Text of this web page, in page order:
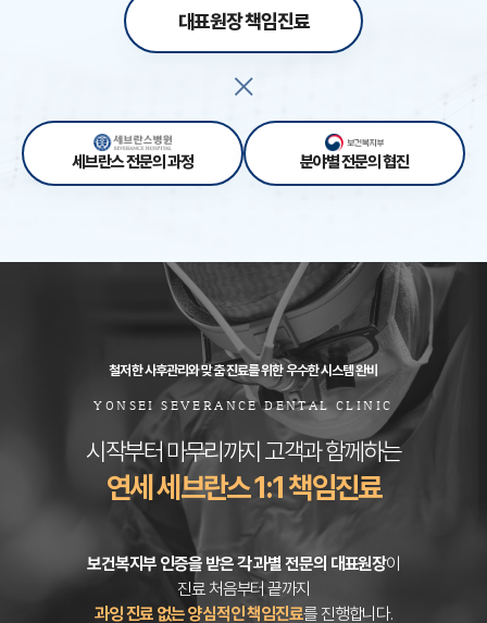
대표원장 책임진료
세브란스 전문의 과정 분야별 전문의 협진
철저한 사후관리와 맞춤 진료를 위한 우수한 시스템 완비
YONSEI SEVERANCE DENTAL CLINIC
시작부터 마무리까지 고객과 함께하는
연세 세브란스 1:1 책임진료
보건복지부 인증을 받은 각 과별 전문의 대표원장이
진료 처음부터 끝까지
과잉 진료 없는 양심적인 책임진료를 진행합니다.